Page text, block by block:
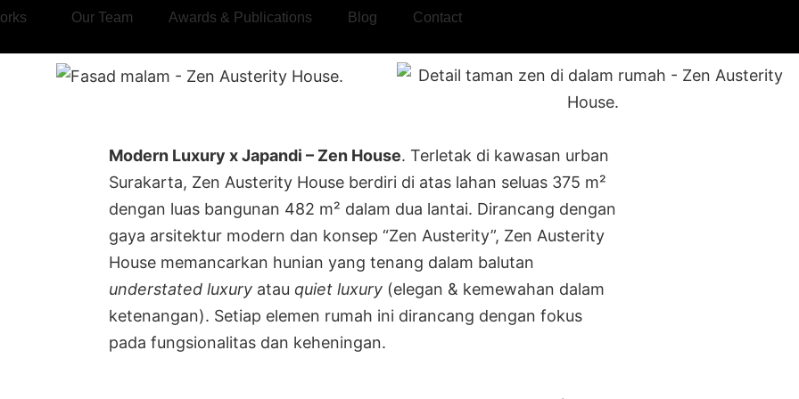
Our Team Awards & Publications Blog Contact
Modern Luxury x Japandi – Zen House. Terletak di kawasan urban
Surakarta, Zen Austerity House berdiri di atas lahan seluas 375 m²
dengan luas bangunan 482 m² dalam dua lantai. Dirancang dengan
gaya arsitektur modern dan konsep “Zen Austerity”, Zen Austerity
House memancarkan hunian yang tenang dalam balutan
understated luxury atau quiet luxury (elegan & kemewahan dalam
ketenangan). Setiap elemen rumah ini dirancang dengan fokus
pada fungsionalitas dan keheningan.